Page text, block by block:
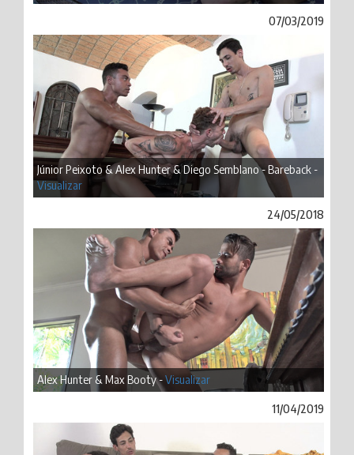
07/03/2019
Júnior Peixoto & Alex Hunter & Diego Semblano - Bareback -
Visualizar
24/05/2018
Alex Hunter & Max Booty -Visualizar
11/04/2019